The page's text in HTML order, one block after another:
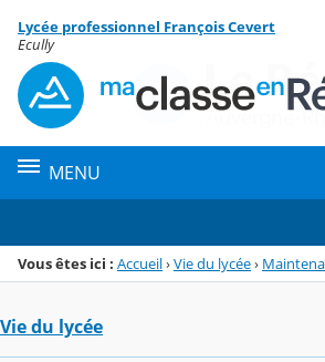
Menu de la rubrique
Contenu
Lycée professionnel François Cevert
Ecully
MENU
Vous êtes ici : Accueil›Vie du lycée›
Vie du lycée